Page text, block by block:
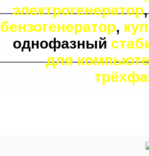
электрогенератор
бензогенератор,
однофазный
для